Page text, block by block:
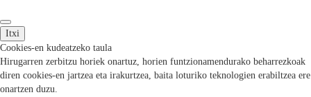
Itxi
Cookies-en kudeatzeko taula
Hirugarren zerbitzu horiek onartuz, horien funtzionamendurako beharrezkoak
diren cookies-en jartzea eta irakurtzea, baita loturiko teknologien erabiltzea ere
onartzen duzu.